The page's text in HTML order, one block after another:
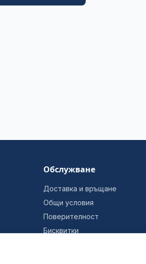
Обслужване
Доставка и връщане
Общи условия
Поверителност
Бисквитки